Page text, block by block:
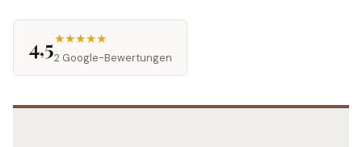
4,5★★★★★
2 Google-Bewertungen